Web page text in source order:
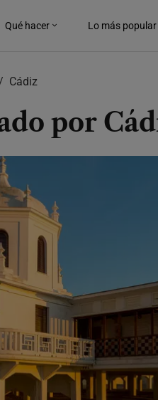
Qué hacer Lo más popular
Cádiz
por